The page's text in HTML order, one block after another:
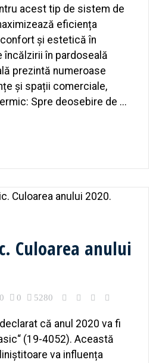
acest tip de sistem de
eficiența
și estetică în
încălzirii în pardoseală
prezintă numeroase
și spații comerciale,
Spre deosebire de ...
Culoarea anului
0 5280
că anul 2020 va fi
(19-4052). Această
va influența